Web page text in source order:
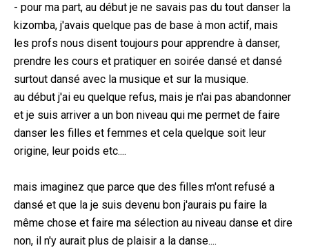
- pour ma part, au début je ne savais pas du tout danser la
kizomba, j'avais quelque pas de base à mon actif, mais
les profs nous disent toujours pour apprendre à danser,
prendre les cours et pratiquer en soirée dansé et dansé
surtout dansé avec la musique et sur la musique.
au début j'ai eu quelque refus, mais je n'ai pas abandonner
et je suis arriver a un bon niveau qui me permet de faire
danser les filles et femmes et cela quelque soit leur
origine, leur poids etc....
mais imaginez que parce que des filles m'ont refusé a
dansé et que la je suis devenu bon j'aurais pu faire la
même chose et faire ma sélection au niveau danse et dire
non, il n'y aurait plus de plaisir a la danse....